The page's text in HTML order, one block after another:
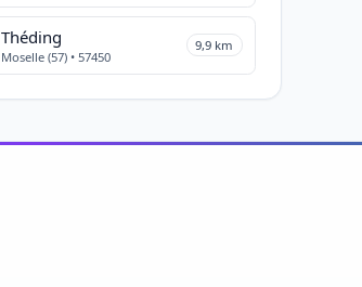
Théding
Moselle (57) • 57450
9,9 km